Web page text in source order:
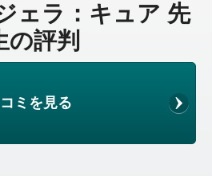
ェラ：キュア 先
の評判
ミを見る